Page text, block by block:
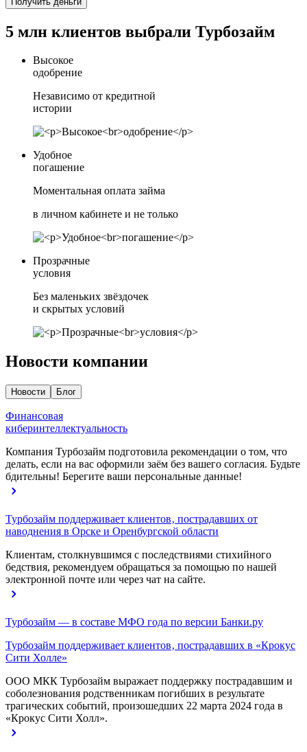
5 млн клиентов выбрали Турбозайм
Высокое
одобрение
Независимо от кредитной
истории
Удобное
погашение
Моментальная оплата займа
в личном кабинете и не только
Прозрачные
условия
Без маленьких звёздочек
и скрытых условий
Новости компании
Новости Блог
Финансовая
киберинтеллектуальность
Компания Турбозайм подготовила рекомендации о том, что
делать, если на вас оформили заём без вашего согласия. Будьте
бдительны! Берегите ваши персональные данные!
Турбозайм поддерживает клиентов‚ пострадавших от
наводнения в Орске и Оренбургской области
Клиентам, столкнувшимся с последствиями стихийного
бедствия, рекомендуем обращаться за помощью по нашей
электронной почте или через чат на сайте.
Турбозайм — в составе МФО года по версии Банки.ру
Турбозайм поддерживает клиентов‚ пострадавших в «Крокус
Сити Холле»
ООО МКК Турбозайм выражает поддержку пострадавшим и
соболезнования родственникам погибших в результате
трагических событий, произошедших 22 марта 2024 года в
«Крокус Сити Холл».